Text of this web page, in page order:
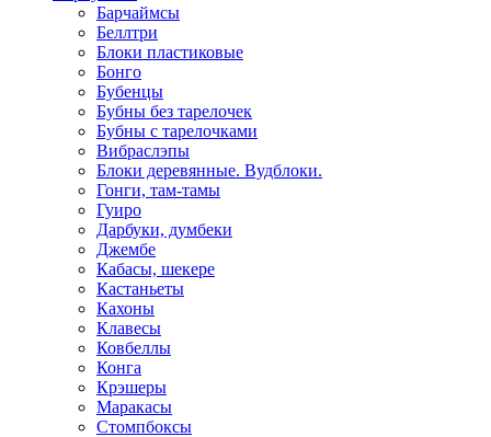
Барчаймсы
Беллтри
Блоки пластиковые
Бонго
Бубенцы
Бубны без тарелочек
Бубны с тарелочками
Вибраслэпы
Блоки деревянные. Вудблоки.
Гонги, там-тамы
Гуиро
Дарбуки, думбеки
Джембе
Кабасы, шекере
Кастаньеты
Кахоны
Клавесы
Ковбеллы
Конга
Крэшеры
Маракасы
Стомпбоксы